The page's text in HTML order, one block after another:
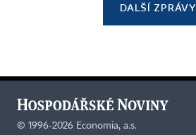
DALŠÍ ZPRÁVY
© 1996-2026 Economia, a.s.